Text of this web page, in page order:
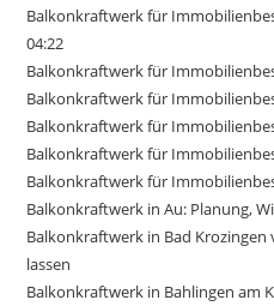
Balkonkraftwerk für
04:22
Balkonkraftwerk für
Balkonkraftwerk für
Balkonkraftwerk für
Balkonkraftwerk für
Balkonkraftwerk für
Balkonkraftwerk in Au: Planung,
Balkonkraftwerk in Bad
lassen
Balkonkraftwerk in Bahlingen am